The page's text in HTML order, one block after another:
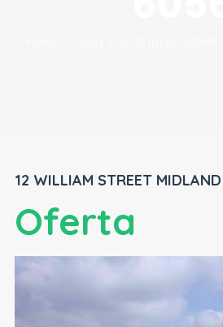
12 WILLIAM STREET
Oferta